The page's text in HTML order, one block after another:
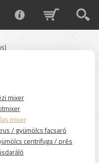
mixer
mixer
/ gyümölcs facsaró
centrifuga / prés